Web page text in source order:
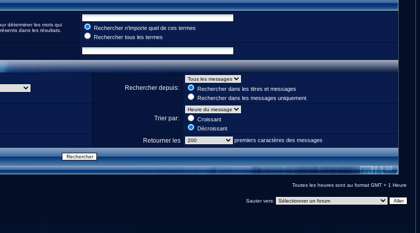
déterminer les mots qui
dans les résultats.
Rechercher n'importe quel de ces termes
Rechercher tous les termes
Rechercher depuis:
Rechercher dans les titres et messages
Rechercher dans les messages uniquement
Trier par:
Croissant
Décroissant
Retourner les premiers caractères des messages
Toutes les heures sont au format GMT + 1 Heure
Sauter vers: